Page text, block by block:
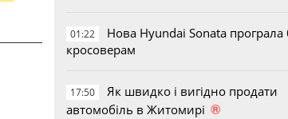
01:22
Нова Hyundai Sonata програла
кросоверам
17:50
Як швидко і вигідно продати
автомобіль в Житомирі ®